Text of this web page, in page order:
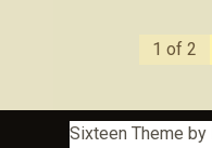
1 of 2
Sixteen Theme by